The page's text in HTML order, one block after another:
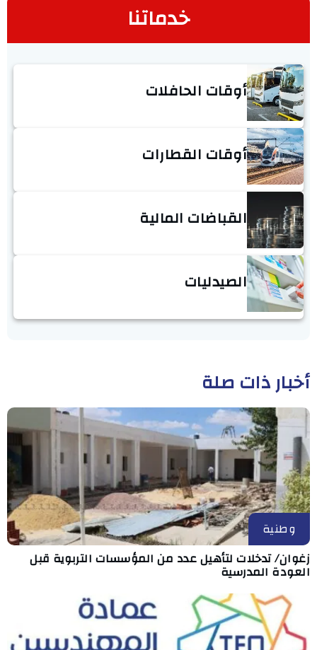
خدماتنا
أوقات الحافلات
أوقات القطارات
القباضات المالية
الصيدليات
أخبار ذات صلة
وطنية
زغوان/ تدخلات لتأهيل عدد من المؤسسات التربوية قبل
العودة المدرسية